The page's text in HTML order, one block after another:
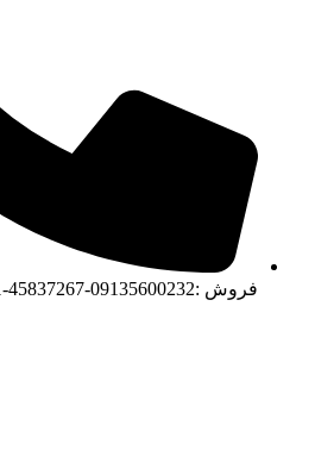
فروش :09135600232-45837267-031